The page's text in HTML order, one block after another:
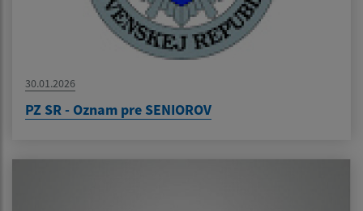
30.01.2026
PZ SR - Oznam pre SENIOROV